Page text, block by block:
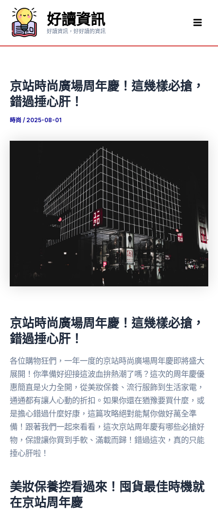
要
好讀資訊
好讀資訊，好好讀的資訊
京站時尚廣場周年慶！這幾樣必搶，
錯過捶心肝！
時尚 / 2025-08-01
京站時尚廣場周年慶！這幾樣必搶，
錯過捶心肝！
各位購物狂們，一年一度的京站時尚廣場周年慶即將盛大
展開！你準備好迎接這波血拚熱潮了嗎？這次的周年慶優
惠簡直是火力全開，從美妝保養、流行服飾到生活家電，
通通都有讓人心動的折扣。如果你還在猶豫要買什麼，或
是擔心錯過什麼好康，這篇攻略絕對能幫你做好萬全準
備！跟著我們一起來看看，這次京站周年慶有哪些必搶好
物，保證讓你買到手軟、滿載而歸！錯過這次，真的只能
捶心肝啦！
美妝保養控看過來！囤貨最佳時機就
在京站周年慶